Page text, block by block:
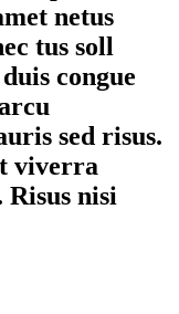
netus
tus soll
congue
sed risus.
viverra
Risus nisi